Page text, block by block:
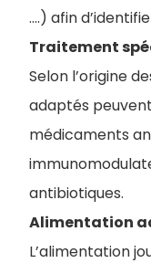
….) afin
Traitement
Selon l’origine
adaptés
médicaments
antibiotiques.
Alimentation
L’alimentation